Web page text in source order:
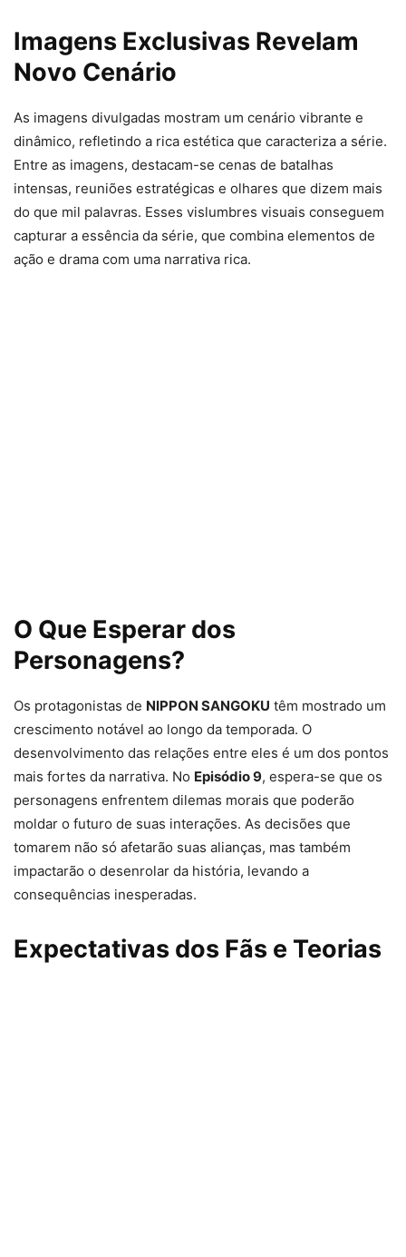
Imagens Exclusivas Revelam
Novo Cenário
As imagens divulgadas mostram um cenário vibrante e
dinâmico, refletindo a rica estética que caracteriza a série.
Entre as imagens, destacam-se cenas de batalhas
intensas, reuniões estratégicas e olhares que dizem mais
do que mil palavras. Esses vislumbres visuais conseguem
capturar a essência da série, que combina elementos de
ação e drama com uma narrativa rica.
O Que Esperar dos
Personagens?
Os protagonistas de NIPPON SANGOKU têm mostrado um
crescimento notável ao longo da temporada. O
desenvolvimento das relações entre eles é um dos pontos
mais fortes da narrativa. No Episódio 9, espera-se que os
personagens enfrentem dilemas morais que poderão
moldar o futuro de suas interações. As decisões que
tomarem não só afetarão suas alianças, mas também
impactarão o desenrolar da história, levando a
consequências inesperadas.
Expectativas dos Fãs e Teorias